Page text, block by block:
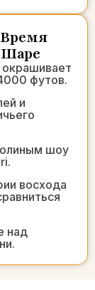
футов.
и
шоу
восхода
над